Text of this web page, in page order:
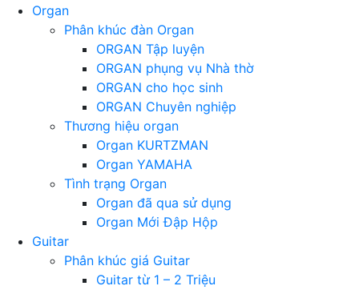
Organ
Phân khúc đàn Organ
ORGAN Tập luyện
ORGAN phụng vụ Nhà thờ
ORGAN cho học sinh
ORGAN Chuyên nghiệp
Thương hiệu organ
Organ KURTZMAN
Organ YAMAHA
Tình trạng Organ
Organ đã qua sử dụng
Organ Mới Đập Hộp
Guitar
Phân khúc giá Guitar
Guitar từ 1 – 2 Triệu